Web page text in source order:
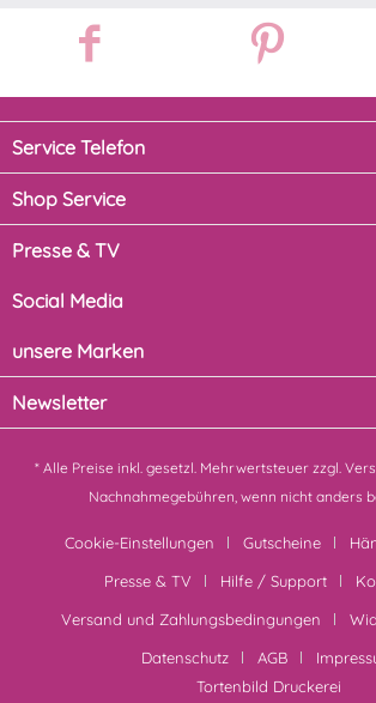
Service Telefon
Shop Service
Presse & TV
Social Media
unsere Marken
Newsletter
* Alle Preise inkl. gesetzl. Mehrwertsteuer zzgl.
Nachnahmegebühren, wenn nicht anders
Cookie-Einstellungen Gutscheine
Presse & TV
Hilfe / Support
Versand und Zahlungsbedingungen
Datenschutz
AGB
Tortenbild Druckerei